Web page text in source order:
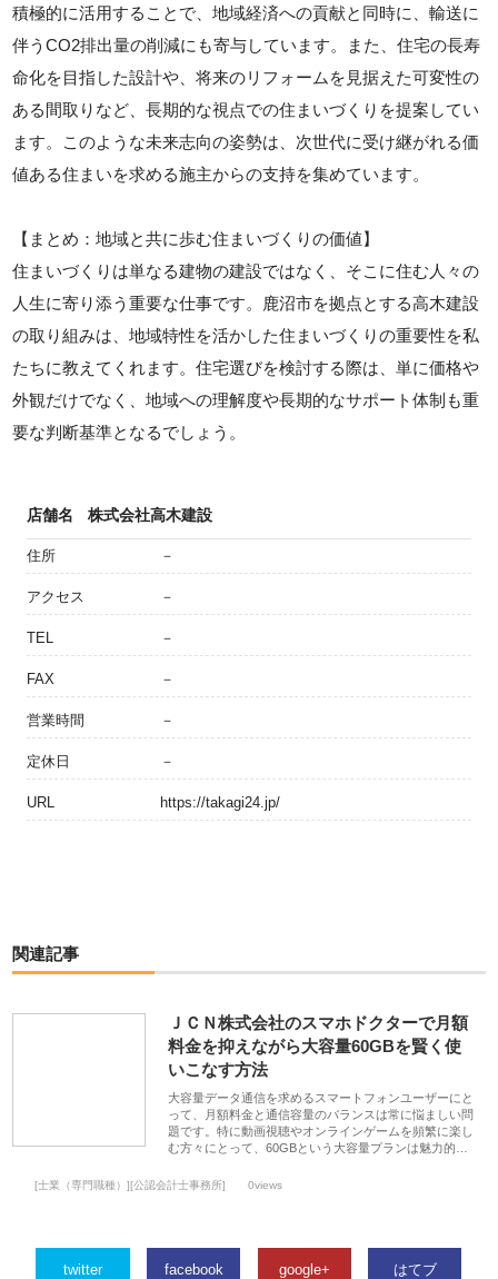
積極的に活用することで、地域経済への貢献と同時に、輸送に
伴うCO2排出量の削減にも寄与しています。また、住宅の長寿
命化を目指した設計や、将来のリフォームを見据えた可変性の
ある間取りなど、長期的な視点での住まいづくりを提案してい
ます。このような未来志向の姿勢は、次世代に受け継がれる価
値ある住まいを求める施主からの支持を集めています。
【まとめ：地域と共に歩む住まいづくりの価値】
住まいづくりは単なる建物の建設ではなく、そこに住む人々の
人生に寄り添う重要な仕事です。鹿沼市を拠点とする高木建設
の取り組みは、地域特性を活かした住まいづくりの重要性を私
たちに教えてくれます。住宅選びを検討する際は、単に価格や
外観だけでなく、地域への理解度や長期的なサポート体制も重
要な判断基準となるでしょう。
店舗名 株式会社高木建設
住所 －
アクセス －
TEL －
FAX －
営業時間 －
定休日 －
URL https://takagi24.jp/
関連記事
ＪＣＮ株式会社のスマホドクターで月額
料金を抑えながら大容量60GBを賢く使
いこなす方法
大容量データ通信を求めるスマートフォンユーザーにと
って、月額料金と通信容量のバランスは常に悩ましい問
題です。特に動画視聴やオンラインゲームを頻繁に楽し
む方々にとって、60GBという大容量プランは魅力的…
[士業（専門職種）][公認会計士事務所] 0views
twitter facebook google+ はてブ